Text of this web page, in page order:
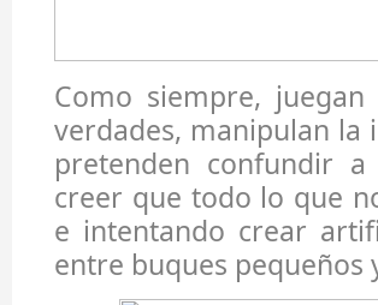
Como siempre,
verdades, manipulan la
pretenden confundir a
creer que todo lo que
e intentando crear
entre buques pequeños